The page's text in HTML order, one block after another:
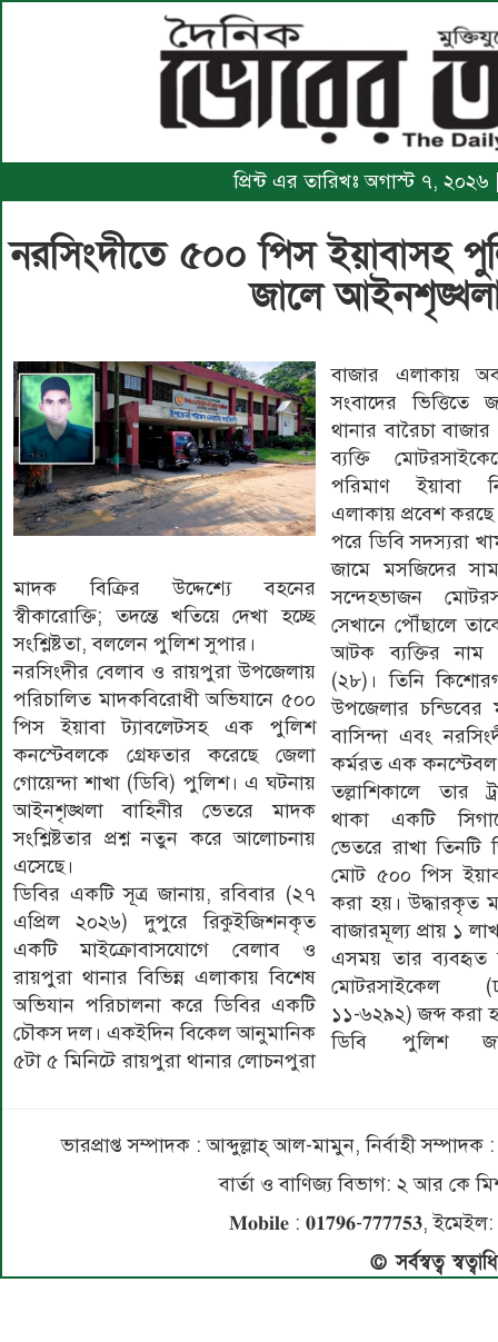
প্রিন্ট এর তারিখঃ অগাস্ট ৭,
নরসিংদীতে ৫০০ পিস ইয়াবাসহ
জালে
মাদক বিক্রির উদ্দেশ্যে বহনের
স্বীকারোক্তি; তদন্তে খতিয়ে দেখা হচ্ছে
সংশ্লিষ্টতা, বললেন পুলিশ সুপার।
নরসিংদীর বেলাব ও রায়পুরা উপজেলায়
পরিচালিত মাদকবিরোধী অভিযানে ৫০০
পিস ইয়াবা ট্যাবলেটসহ এক পুলিশ
কনস্টেবলকে গ্রেফতার করেছে জেলা
গোয়েন্দা শাখা (ডিবি) পুলিশ। এ ঘটনায়
আইনশৃঙ্খলা বাহিনীর ভেতরে মাদক
সংশ্লিষ্টতার প্রশ্ন নতুন করে আলোচনায়
এসেছে।
ডিবির একটি সূত্র জানায়, রবিবার (২৭
এপ্রিল ২০২৬) দুপুরে রিকুইজিশনকৃত
একটি মাইক্রোবাসযোগে বেলাব ও
রায়পুরা থানার বিভিন্ন এলাকায় বিশেষ
অভিযান পরিচালনা করে ডিবির একটি
চৌকস দল। একইদিন বিকেল আনুমানিক
৫টা ৫ মিনিটে রায়পুরা থানার লোচনপুরা
বাজার এলাকায়
সংবাদের ভিত্তিতে
থানার বারৈচা
ব্যক্তি
পরিমাণ ইয়াবা
এলাকায় প্রবেশ
পরে ডিবি সদস্যরা
জামে মসজিদের
সন্দেহভাজন
সেখানে পৌঁছালে
আটক ব্যক্তির নাম
(২৮)। তিনি
উপজেলার চন্ডিবের
বাসিন্দা এবং
কর্মরত এক
তল্লাশিকালে তার
থাকা একটি
ভেতরে রাখা তিনটি
মোট ৫০০ পিস
করা হয়। উদ্ধারকৃত
বাজারমূল্য প্রায় ১
এসময় তার ব্যবহৃত
মোটরসাইকেল
১১-৬২৯২) জব্দ করা
ডিবি পুলিশ
ভারপ্রাপ্ত সম্পাদক : আব্দুল্লাহ্ আল-মামুন, নির্বাহী
বার্তা ও বাণিজ্য বিভাগ: ২ আর কে
𝐌𝐨𝐛𝐢𝐥𝐞 : 𝟎𝟏𝟕𝟗𝟔-𝟕𝟕𝟕𝟕𝟓𝟑,
© সর্বস্বত্ব